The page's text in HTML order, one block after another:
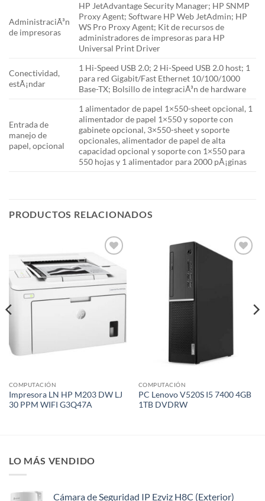
AdministraciÃ³n
de impresoras
HP JetAdvantage Security Manager; HP SNMP
Proxy Agent; Software HP Web JetAdmin; HP
WS Pro Proxy Agent; Kit de recursos de
administradores de impresoras para HP
Universal Print Driver
Conectividad,
estÃ¡ndar
1 Hi-Speed USB 2.0; 2 Hi-Speed USB 2.0 host; 1
para red Gigabit/Fast Ethernet 10/100/1000
Base-TX; Bolsillo de integraciÃ³n de hardware
Entrada de
manejo de
papel, opcional
1 alimentador de papel 1×550-sheet opcional, 1
alimentador de papel 1×550 y soporte con
gabinete opcional, 3×550-sheet y soporte
opcionales, alimentador de papel de alta
capacidad opcional y soporte con 1×550 para
550 hojas y 1 alimentador para 2000 pÃ¡ginas
PRODUCTOS RELACIONADOS
a la
lista de
deseos
COMPUTACIÓN
Impresora LN HP M203 DW LJ
30 PPM WIFI G3Q47A
Añadir
COMPUTACIÓN
PC Lenovo V520S I5 7400 4GB
1TB DVDRW
LO MÁS VENDIDO
Cámara de Seguridad IP Ezviz H8C (Exterior)